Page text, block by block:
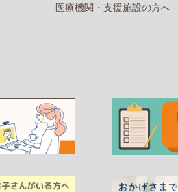
医療機関・支援施設の方へ